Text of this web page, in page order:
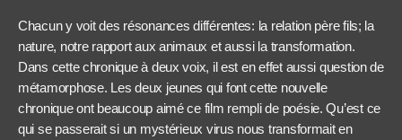
Chacun y voit des résonances différentes: la relation père fils; la
nature, notre rapport aux animaux et aussi la transformation.
Dans cette chronique à deux voix, il est en effet aussi question de
métamorphose. Les deux jeunes qui font cette nouvelle
chronique ont beaucoup aimé ce film rempli de poésie. Qu’est ce
qui se passerait si un mystérieux virus nous transformait en